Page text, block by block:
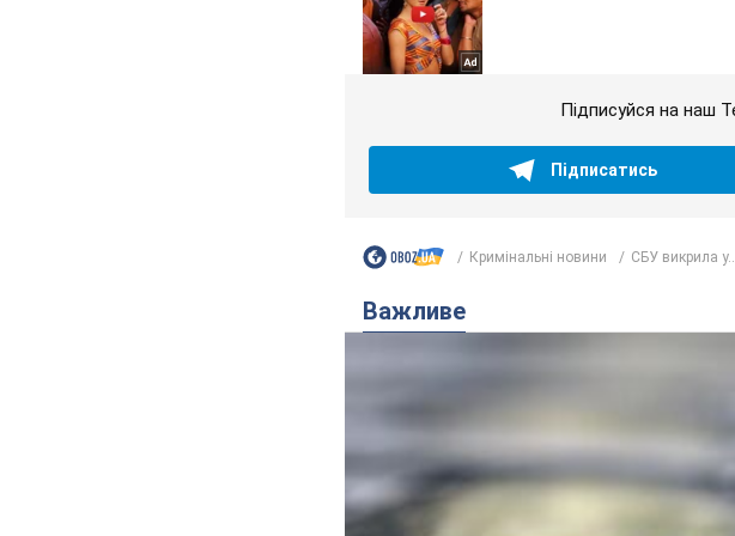
Підписуйся на наш
Підписатись
Кримінальні новини СБУ викрила у...
Важливе